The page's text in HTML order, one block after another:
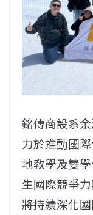
銘傳商設系
力於推動國
地教學及雙
生國際競爭
將持續深化